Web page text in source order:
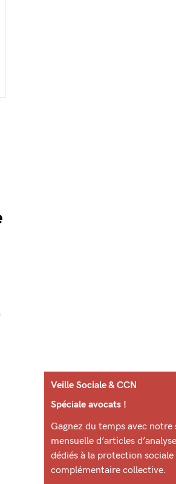
Veille Sociale & CCN
Spéciale avocats !
Gagnez du temps avec notre
mensuelle d’articles
dédiés à la protection sociale
complémentaire collective.